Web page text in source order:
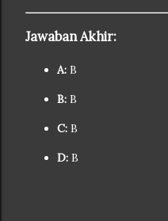
Jawaban Akhir:
A: B
B: B
C: B
D: B